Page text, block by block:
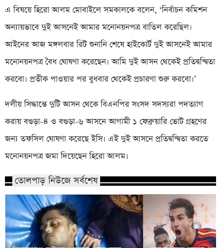
এ বিষয়ে হিরো আলম মোবাইলে সমকালকে বলেন, ‘নির্বাচন কমিশন
অন্যায়ভাবে দুই আসনেই আমার মনোনয়নপত্র বাতিল করেছিল।
আইনের আজ মঙ্গলবার রিট শুনানি শেষে হাইকোর্ট দুই আসনেই আমার
মনোনয়নপত্র বৈধ ঘোষণা করেছেন। আমি দুই আসন থেকেই প্রতিদ্বন্দ্বিতা
করবো। প্রতীক পাওয়ার পর বুধবার থেকেই প্রচারণা শুরু করবো।’
দলীয় সিদ্ধান্তে দুটি আসন থেকে বিএনপির সংসদ সদস্যরা পদত্যাগ
করায় বগুড়া-৪ ও বগুড়া-৬ আসনে আগামী ১ ফেব্রুয়ারি ভোট গ্রহণের
জন্য তফসিল ঘোষণা করেছে ইসি। এই দুই আসনে প্রতিদ্বন্দ্বিতা করতে
মনোনয়নপত্র জমা দিয়েছেন হিরো আলম।
তোলপাড় নিউজে সর্বশেষ